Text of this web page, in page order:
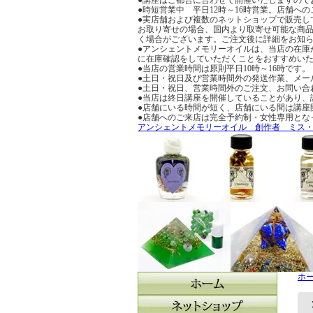
●時短営業中 平日12時～16時営業。店舗へ
●実店舗および複数のネットショップで販売
お取り寄せの場合、国内より取寄せ可能な商
く場合がございます。ご注文後に詳細をお知
●アンシェントメモリーオイルは、当店の在
に在庫確認をしていただくことをおすすめい
●当店の営業時間は原則平日10時～16時です。
●土日・祝日及び営業時間外の発送作業、メ
●土日・祝日、営業時間外のご注文、お問い
●当店は終日講座を開催していることがあり
●店舗にいる時間が短く、店舗にいる間は講
●店舗へのご来店は完全予約制・女性専用と
アンシェントメモリーオイル 創作者 ミス
ホ